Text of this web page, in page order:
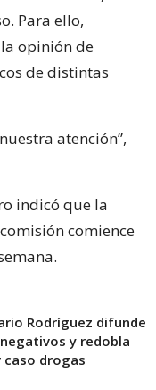
Para ello,
opinión de
de distintas
atención”,
indicó que la
comience
Rodríguez difunde
y redobla
drogas